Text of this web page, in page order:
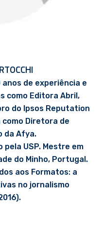
de experiência e
como Editora Abril,
do Ipsos Reputation
como Diretora de
da Afya.
pela USP. Mestre em
do Minho, Portugal.
aos Formatos: a
no jornalismo